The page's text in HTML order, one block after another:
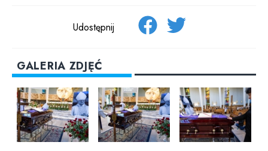
Udostępnij
GALERIA ZDJĘĆ